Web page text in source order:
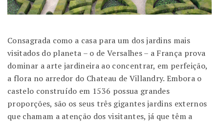
Consagrada como a casa para um dos jardins mais
visitados do planeta – o de Versalhes – a França prova
dominar a arte jardineira ao concentrar, em perfeição,
a flora no arredor do Chateau de Villandry. Embora o
castelo construído em 1536 possua grandes
proporções, são os seus três gigantes jardins externos
que chamam a atenção dos visitantes, já que têm a